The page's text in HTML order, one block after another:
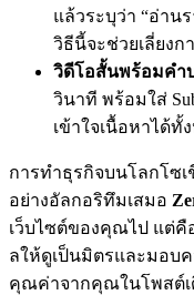
แล้วระบุว่า “อ่าน
วิธีนี้จะช่วยเลี่ยง
วิดีโอสั้นพร้อมคำ
วินาที พร้อมใส่
เข้าใจเนื้อหาได้ทั้
การทำธุรกิจบนโลกโซเ
อย่างอัลกอริทึมเสมอ
เว็บไซต์ของคุณไป แต่คื
ลให้ดูเป็นมิตรและมอบ
คุณค่าจากคุณในโพสต์เ